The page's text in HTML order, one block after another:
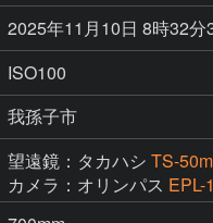
2025年11月10日 8時32分
ISO100
我孫子市
望遠鏡：タカハシ TS-
カメラ：オリンパス EPL-1